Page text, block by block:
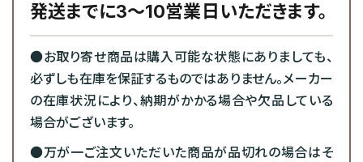
発送までに3～10営業日いただきます。
●お取り寄せ商品は購入可能な状態にありましても、
必ずしも在庫を保証するものではありません。メーカー
の在庫状況により、納期がかかる場合や欠品している
場合がございます。
●万が一ご注文いただいた商品が品切れの場合はそ